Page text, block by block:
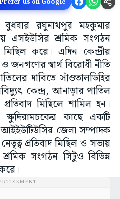
বুধবার রঘুনাথপুর মহকুমার
এসইউসির শ্রমিক সংগঠন
করে। এদিন কেন্দ্রীয়
স্বার্থ বিরোধী নীতি
দাবিতে সাঁওতালডিহির
কেন্দ্র, আনাড়ার পাতিল
মিছিলে শামিল হন।
ক্ষুদিরামচকের কাছে একটি
জেলা সম্পাদক
প্রতিবাদ মিছিল ও সভায়
সংগঠন সিটুও বিভিন্ন